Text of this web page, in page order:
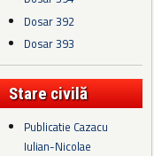
Dosar 392
Dosar 393
Stare civilă
Publicatie Cazacu
Iulian-Nicolae